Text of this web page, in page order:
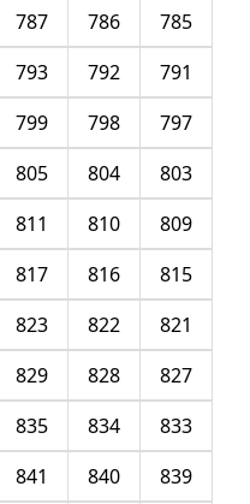
785
786
787
791
792
793
797
798
799
803
804
805
809
810
811
815
816
817
821
822
823
827
828
829
833
834
835
839
840
841